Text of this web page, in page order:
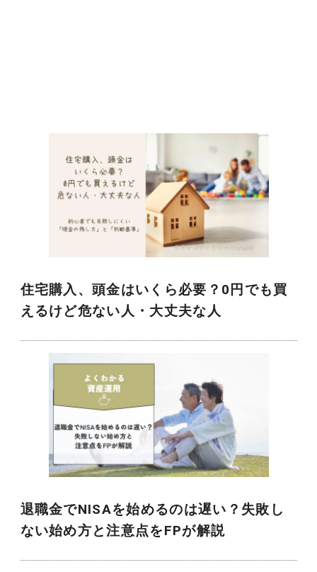
住宅購入、頭金はいくら必要？0円でも買
えるけど危ない人・大丈夫な人
退職金でNISAを始めるのは遅い？失敗し
ない始め方と注意点をFPが解説